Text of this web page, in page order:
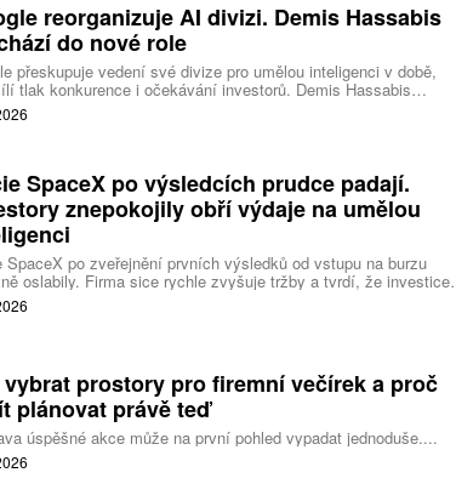
reorganizuje AI divizi. Demis Hassabis
do nové role
přeskupuje vedení své divize pro umělou inteligenci v době,
tlak konkurence i očekávání investorů. Demis Hassabis
každodenní řízení DeepMind a zaměří se na vývoj pokročilé
inteligence i její dopad na společnost.
SpaceX po výsledcích prudce padají.
znepokojily obří výdaje na umělou
SpaceX po zveřejnění prvních výsledků od vstupu na burzu
oslabily. Firma sice rychle zvyšuje tržby a tvrdí, že investice
inteligence se vracejí mnohem rychleji než dříve, investoři ale
zda je tempo rekordních výdajů dlouhodobě udržitelné.
prostory pro firemní večírek a proč
plánovat právě teď
úspěšné akce může na první pohled vypadat jednoduše....